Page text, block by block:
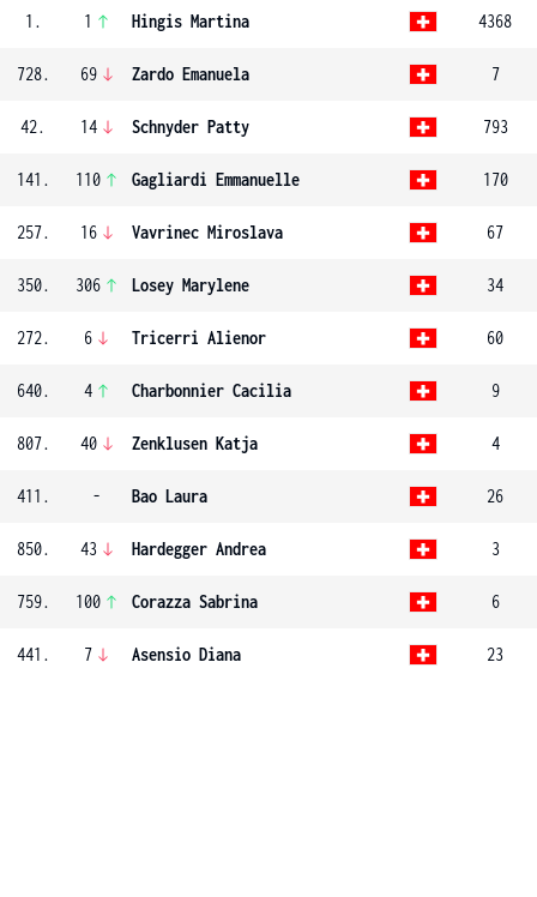
1. 1 Hingis Martina 4368
728. 69 Zardo Emanuela 7
42. 14 Schnyder Patty 793
141. 110 Gagliardi Emmanuelle 170
257. 16 Vavrinec Miroslava 67
350. 306 Losey Marylene 34
272. 6 Tricerri Alienor 60
640. 4 Charbonnier Cacilia 9
807. 40 Zenklusen Katja 4
411. - Bao Laura 26
850. 43 Hardegger Andrea 3
759. 100 Corazza Sabrina 6
441. 7 Asensio Diana 23